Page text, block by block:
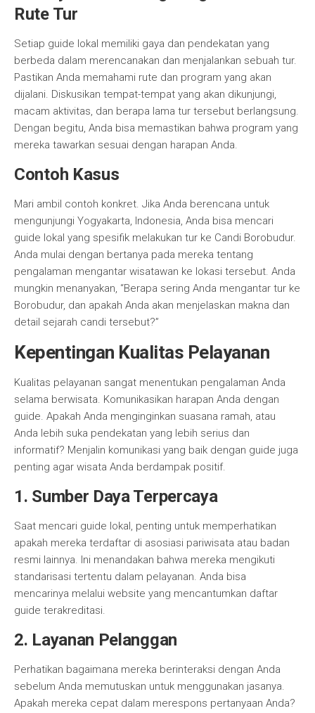
Rute Tur
Setiap guide lokal memiliki gaya dan pendekatan yang
berbeda dalam merencanakan dan menjalankan sebuah tur.
Pastikan Anda memahami rute dan program yang akan
dijalani. Diskusikan tempat-tempat yang akan dikunjungi,
macam aktivitas, dan berapa lama tur tersebut berlangsung.
Dengan begitu, Anda bisa memastikan bahwa program yang
mereka tawarkan sesuai dengan harapan Anda.
Contoh Kasus
Mari ambil contoh konkret. Jika Anda berencana untuk
mengunjungi Yogyakarta, Indonesia, Anda bisa mencari
guide lokal yang spesifik melakukan tur ke Candi Borobudur.
Anda mulai dengan bertanya pada mereka tentang
pengalaman mengantar wisatawan ke lokasi tersebut. Anda
mungkin menanyakan, “Berapa sering Anda mengantar tur ke
Borobudur, dan apakah Anda akan menjelaskan makna dan
detail sejarah candi tersebut?”
Kepentingan Kualitas Pelayanan
Kualitas pelayanan sangat menentukan pengalaman Anda
selama berwisata. Komunikasikan harapan Anda dengan
guide. Apakah Anda menginginkan suasana ramah, atau
Anda lebih suka pendekatan yang lebih serius dan
informatif? Menjalin komunikasi yang baik dengan guide juga
penting agar wisata Anda berdampak positif.
1. Sumber Daya Terpercaya
Saat mencari guide lokal, penting untuk memperhatikan
apakah mereka terdaftar di asosiasi pariwisata atau badan
resmi lainnya. Ini menandakan bahwa mereka mengikuti
standarisasi tertentu dalam pelayanan. Anda bisa
mencarinya melalui website yang mencantumkan daftar
guide terakreditasi.
2. Layanan Pelanggan
Perhatikan bagaimana mereka berinteraksi dengan Anda
sebelum Anda memutuskan untuk menggunakan jasanya.
Apakah mereka cepat dalam merespons pertanyaan Anda?